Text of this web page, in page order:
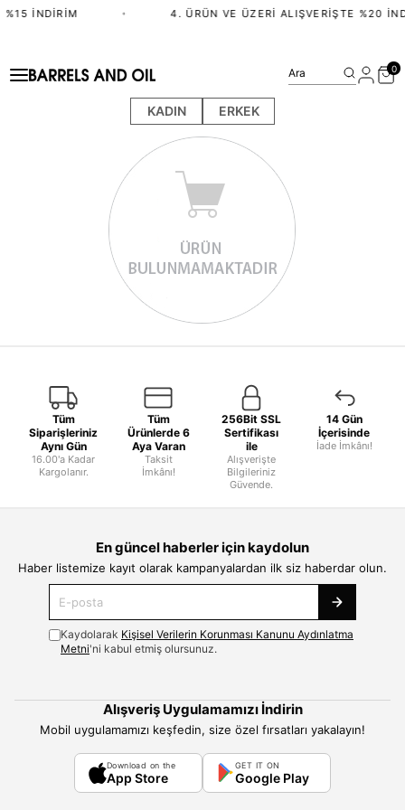
İNDIRIM • 4. ÜRÜN VE ÜZERI ALIŞVERIŞTE %20
KADIN ERKEK
Ara 0
Tüm
Siparişleriniz
Aynı Gün
16.00'a Kadar
Kargolanır.
Tüm
Ürünlerde 6
Aya Varan
Taksit
İmkânı!
256Bit SSL
Sertifikası
ile
Alışverişte
Bilgileriniz
Güvende.
14 Gün
İçerisinde
İade İmkânı!
En güncel haberler için kaydolun
Haber listemize kayıt olarak kampanyalardan ilk siz haberdar olun.
Kaydolarak Kişisel Verilerin Korunması Kanunu Aydınlatma
Metni'ni kabul etmiş olursunuz.
Alışveriş Uygulamamızı İndirin
Mobil uygulamamızı keşfedin, size özel fırsatları yakalayın!
Download on the
App Store
GET IT ON
Google Play